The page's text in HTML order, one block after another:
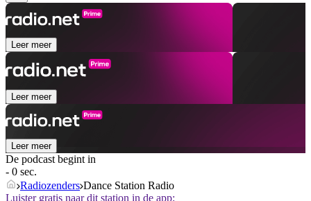
Leer meer
Leer meer
Leer meer
De podcast begint in
- 0 sec.
Radiozenders Dance Station Radio
Luister gratis naar dit station in de app: